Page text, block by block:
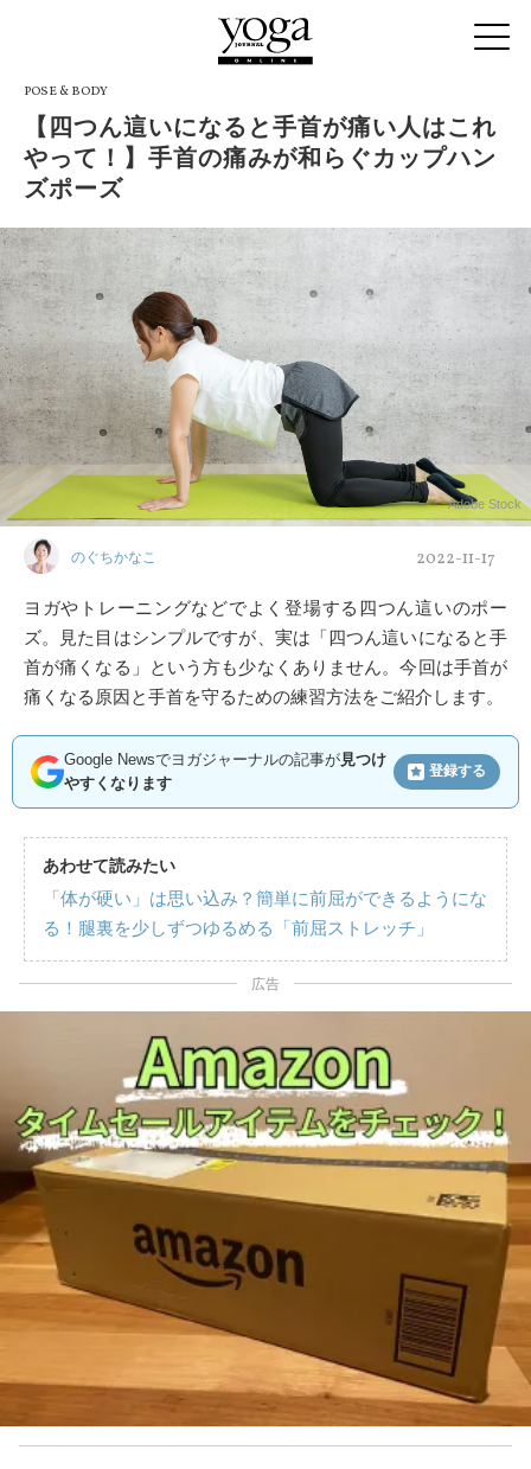
POSE & BODY
【四つん這いになると手首が痛い人はこれ
やって！】手首の痛みが和らぐカップハン
ズポーズ
Adobe Stock
のぐちかなこ 2022-11-17
ヨガやトレーニングなどでよく登場する四つん這いのポー
ズ。見た目はシンプルですが、実は「四つん這いになると手
首が痛くなる」という方も少なくありません。今回は手首が
痛くなる原因と手首を守るための練習方法をご紹介します。
Google Newsでヨガジャーナルの記事が見つけ
やすくなります
登録する
あわせて読みたい
「体が硬い」は思い込み？簡単に前屈ができるようにな
る！腿裏を少しずつゆるめる「前屈ストレッチ」
広告